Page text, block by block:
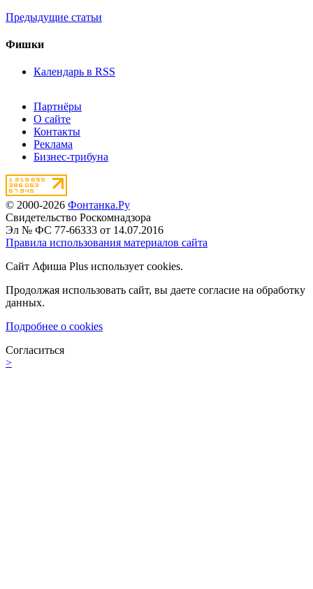
Предыдущие статьи
Фишки
Календарь в RSS
Партнёры
О сайте
Контакты
Реклама
Бизнес-трибуна
© 2000-2026 Фонтанка.Ру
Свидетельство Роскомнадзора
Эл № ФС 77-66333 от 14.07.2016
Правила использования материалов сайта
Сайт Афиша Plus использует cookies.
Продолжая использовать сайт, вы даете согласие на обработку
данных.
Подробнее о cookies
Согласиться
>